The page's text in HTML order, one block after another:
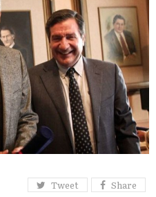
Tweet Share